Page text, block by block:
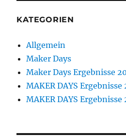
KATEGORIEN
Allgemein
Maker Days
Maker Days Ergebnisse
MAKER DAYS Ergebnisse
MAKER DAYS Ergebnisse